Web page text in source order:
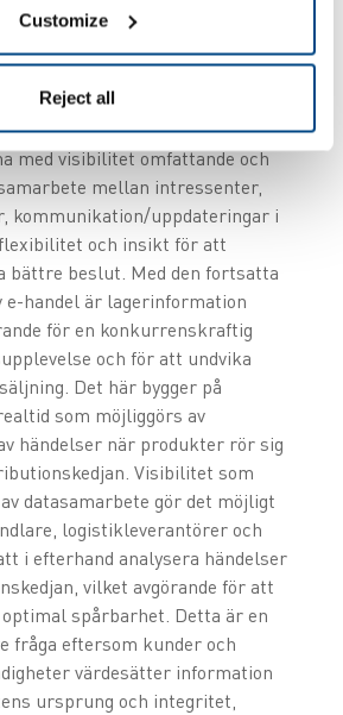
Customize
Reject all
en kritisk del av
saknar mer än hälften av
fullständig visibilitet
eliminera silos och blinda fläckar
med visibilitet omfattande och
mellan intressenter,
kommunikation/uppdateringar i
och insikt för att
bättre beslut. Med den fortsatta
e-handel är lagerinformation
för en konkurrenskraftig
och för att undvika
Det här bygger på
som möjliggörs av
händelser när produkter rör sig
Visibilitet som
datasamarbete gör det möjligt
logistikleverantörer och
i efterhand analysera händelser
vilket avgörande för att
spårbarhet. Detta är en
fråga eftersom kunder och
värdesätter information
ursprung och integritet,